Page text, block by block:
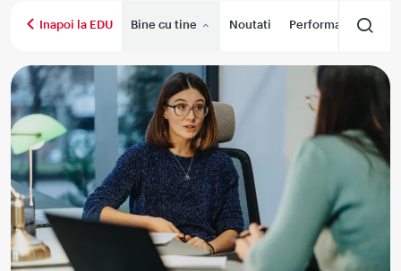
Inapoi la EDU Bine cu tine Noutati Performanta